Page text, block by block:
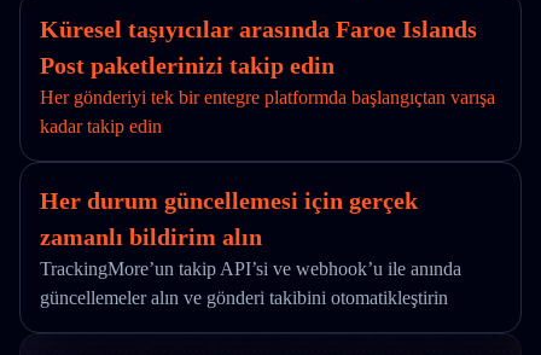
Küresel taşıyıcılar arasında Faroe Islands
Post paketlerinizi takip edin
Her gönderiyi tek bir entegre platformda başlangıçtan varışa
kadar takip edin
Her durum güncellemesi için gerçek
zamanlı bildirim alın
TrackingMore’un takip API’si ve webhook’u ile anında
güncellemeler alın ve gönderi takibini otomatikleştirin